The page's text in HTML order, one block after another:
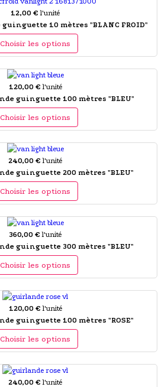
12,00 € l'unité
10 mètres "BLANC FROID"
Choisir les options
120,00 € l'unité
guinguette 100 mètres "BLEU"
Choisir les options
240,00 € l'unité
guinguette 200 mètres "BLEU"
Choisir les options
360,00 € l'unité
guinguette 300 mètres "BLEU"
Choisir les options
120,00 € l'unité
guinguette 100 mètres "ROSE"
Choisir les options
240,00 € l'unité